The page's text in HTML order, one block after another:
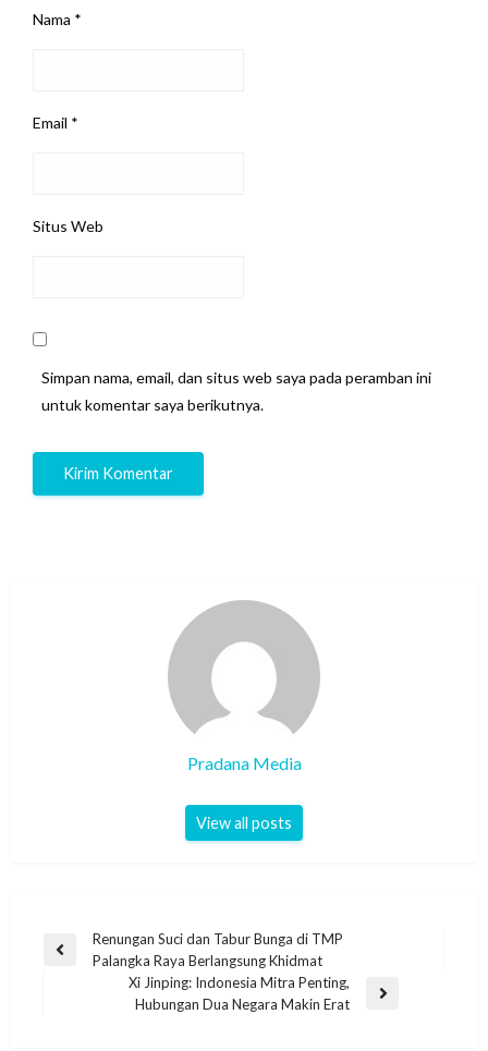
Nama *
Email *
Situs Web
Simpan nama, email, dan situs web saya pada peramban ini
untuk komentar saya berikutnya.
Pradana Media
View all posts
Renungan Suci dan Tabur Bunga di TMP
Palangka Raya Berlangsung Khidmat
Xi Jinping: Indonesia Mitra Penting,
Hubungan Dua Negara Makin Erat